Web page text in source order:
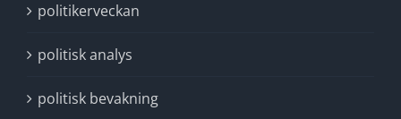
politikerveckan
politisk analys
politisk bevakning